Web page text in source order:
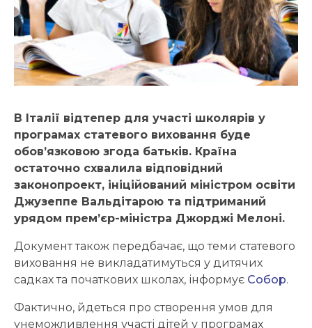
В Італії відтепер для участі школярів у
програмах статевого виховання буде
обов’язковою згода батьків. Країна
остаточно схвалила відповідний
законопроект, ініційований міністром освіти
Джузеппе Вальдітарою та підтриманий
урядом прем’єр-міністра Джорджі Мелоні.
Документ також передбачає, що теми статевого
виховання не викладатимуться у дитячих
садках та початкових школах, інформує Собор.
Фактично, йдеться про створення умов для
унеможливлення участі дітей у програмах